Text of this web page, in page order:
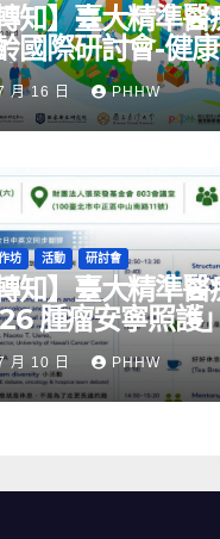
知】臺大精準醫
國際研討會-健
」
月 16 日 PHHW
坊 活動 研討會
知】臺大精準醫
腫瘤安寧照護
月 10 日 PHHW